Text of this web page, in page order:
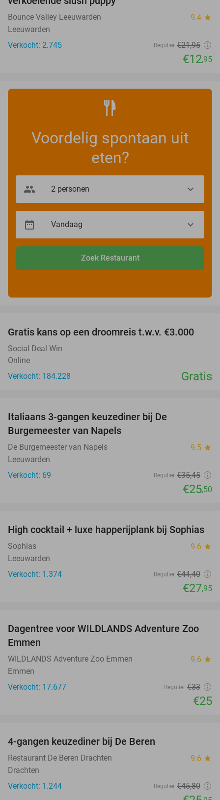
Bounce Valley Leeuwarden 9.4 star
Leeuwarden
Verkocht: 2.745
Regulier €21,95
€12,95
Voordelig spontaan uit
eten?
Zoek Restaurant
Gratis kans op een droomreis t.w.v. €3.000
Social Deal Win
Online
Verkocht: 184.228
Gratis
Italiaans 3-gangen keuzediner bij De
Burgemeester van Napels
De Burgemeester van Napels 9.5 star
Leeuwarden
Verkocht: 69
Regulier €35,45
€25,50
37%
High cocktail + luxe happerijplank bij Sophias
Sophias 9.6 star
Leeuwarden
Verkocht: 1.374
Regulier €44,40
€27,95
24%
Dagentree voor WILDLANDS Adventure Zoo
Emmen
WILDLANDS Adventure Zoo Emmen 9.6 star
Emmen
Verkocht: 17.677
Regulier €33
€25
4-gangen keuzediner bij De Beren
Restaurant De Beren Drachten 9.6 star
Drachten
Verkocht: 1.244
Regulier €45,80